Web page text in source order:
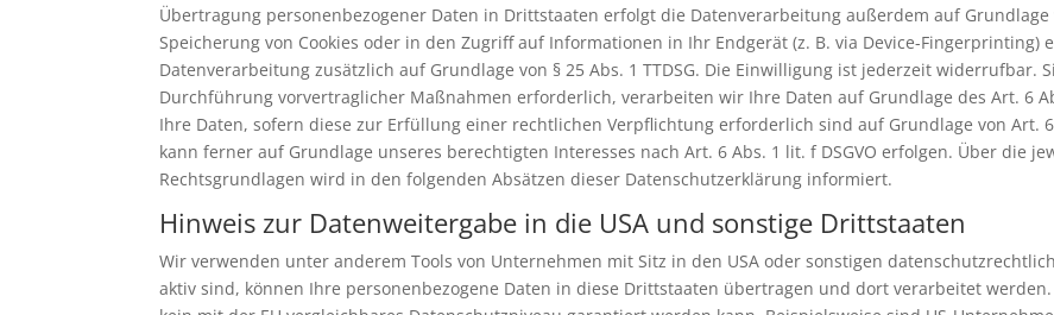
Übertragung personenbezogener Daten in Drittstaaten erfolgt die Datenverarbeitung außerdem auf Grundlage
Speicherung von Cookies oder in den Zugriff auf Informationen in Ihr Endgerät (z. B. via Device-Fingerprinting)
Datenverarbeitung zusätzlich auf Grundlage von § 25 Abs. 1 TTDSG. Die Einwilligung ist jederzeit
Durchführung vorvertraglicher Maßnahmen erforderlich, verarbeiten wir Ihre Daten auf Grundlage des Art. 6
Ihre Daten, sofern diese zur Erfüllung einer rechtlichen Verpflichtung erforderlich sind auf Grundlage von Art.
kann ferner auf Grundlage unseres berechtigten Interesses nach Art. 6 Abs. 1 lit. f DSGVO erfolgen. Über die
Rechtsgrundlagen wird in den folgenden Absätzen dieser Datenschutzerklärung informiert.
Hinweis zur Datenweitergabe in die USA und sonstige Drittstaaten
Wir verwenden unter anderem Tools von Unternehmen mit Sitz in den USA oder sonstigen
aktiv sind, können Ihre personenbezogene Daten in diese Drittstaaten übertragen und dort verarbeitet